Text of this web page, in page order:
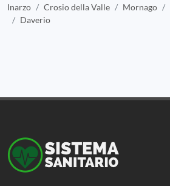
Inarzo
Crosio della Valle Mornago
Daverio